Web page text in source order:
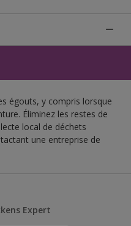
égouts, y compris lorsque
Éliminez les restes de
local de déchets
une entreprise de
Expert